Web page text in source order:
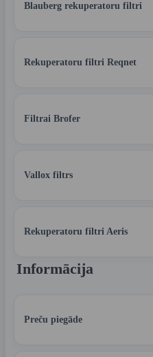
Blauberg rekuperatoru filtri
Rekuperatoru filtri Reqnet
Filtrai Brofer
Vallox filtrs
Rekuperatoru filtri Aeris
Informācija
Preču piegāde